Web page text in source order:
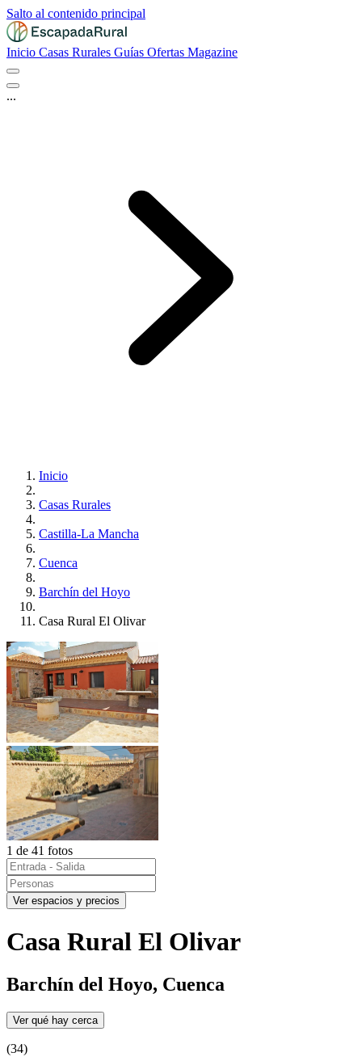
Salto al contenido principal
Inicio Casas Rurales Guías Ofertas Magazine
...
Inicio
Casas Rurales
Castilla-La Mancha
Cuenca
Barchín del Hoyo
Casa Rural El Olivar
1 de 41 fotos
Ver espacios y precios
Casa Rural El Olivar
Barchín del Hoyo, Cuenca
Ver qué hay cerca
(34)